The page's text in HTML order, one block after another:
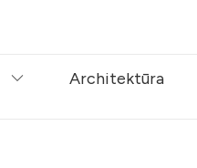
Architektūra